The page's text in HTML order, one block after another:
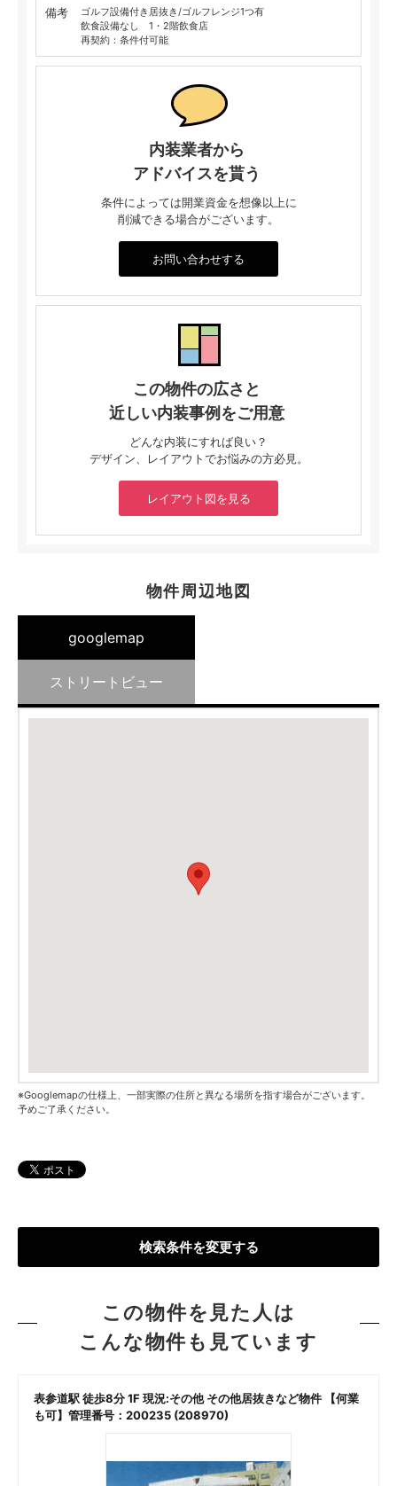
備考
ゴルフ設備付き居抜き/ゴルフレンジ1つ有
飲食設備なし 1・2階飲食店
再契約：条件付可能
内装業者から
アドバイスを貰う
条件によっては開業資金を想像以上に
削減できる場合がございます。
お問い合わせする
この物件の広さと
近しい内装事例をご用意
どんな内装にすれば良い？
デザイン、レイアウトでお悩みの方必見。
レイアウト図を見る
物件周辺地図
googlemap
ストリートビュー
※Googlemapの仕様上、一部実際の住所と異なる場所を指す場合がございます。
予めご了承ください。
検索条件を変更する
この物件を見た人は
こんな物件も見ています
表参道駅 徒歩8分 1F 現況:その他 その他居抜きなど物件 【何業
も可】管理番号：200235 (208970)